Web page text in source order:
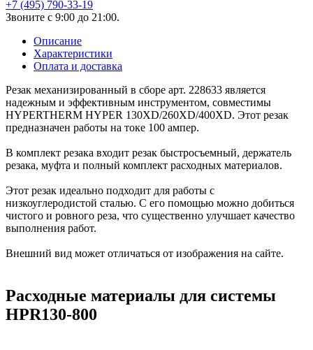
+7 (495) 790-33-19
Звоните с 9:00 до 21:00.
Описание
Характеристики
Оплата и доставка
Резак механизированный в сборе арт. 228633 является
надежным и эффективным инструментом, совместимы
HYPERTHERM HYPER 130XD/260XD/400XD. Этот резак
предназначен работы на токе 100 ампер.
В комплект резака входит резак быстросъемный, держатель
резака, муфта и полный комплект расходных материалов.
Этот резак идеально подходит для работы с
низкоуглеродистой сталью. С его помощью можно добиться
чистого и ровного реза, что существенно улучшает качество
выполнения работ.
Внешний вид может отличаться от изображения на сайте.
Расходные материалы для системы
HPR130-800